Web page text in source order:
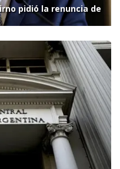
pidió la renuncia de